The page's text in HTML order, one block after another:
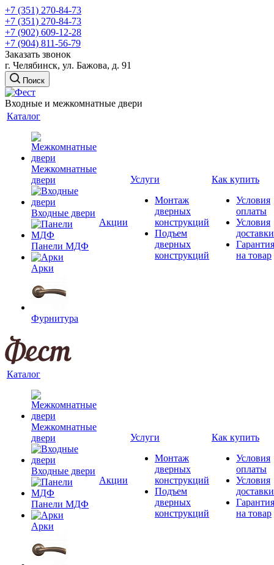
+7 (351) 270-84-73
+7 (351) 270-84-73
+7 (902) 609-12-28
+7 (904) 811-56-79
Заказать звонок
г. Челябинск, ул. Бажова, д. 91
Поиск
Входные и межкомнатные двери
Каталог
Межкомнатные
двери
Входные двери
Панели МДФ
Арки
Фурнитура
Акции
Услуги
Монтаж
дверных
конструкций
Подъем
дверных
конструкций
Как купить
Условия
оплаты
Условия
доставки
Гарантия
на товар
Каталог
Межкомнатные
двери
Входные двери
Панели МДФ
Арки
Акции
Услуги
Монтаж
дверных
конструкций
Подъем
дверных
конструкций
Как купить
Условия
оплаты
Условия
доставки
Гарантия
на товар